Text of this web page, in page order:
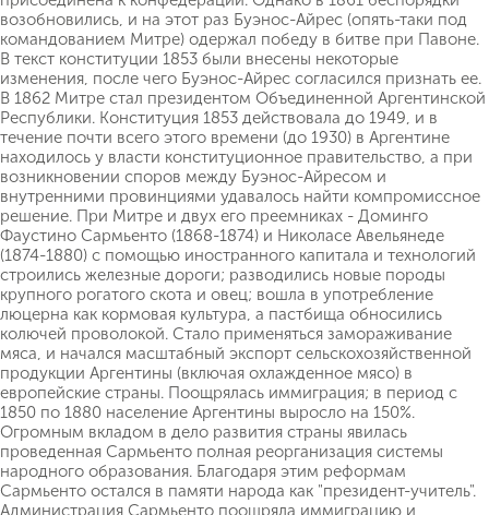
возобновились, и на этот раз Буэнос-Айрес (опять-таки под
командованием Митре) одержал победу в битве при Павоне.
В текст конституции 1853 были внесены некоторые
изменения, после чего Буэнос-Айрес согласился признать ее.
В 1862 Митре стал президентом Объединенной Аргентинской
Республики. Конституция 1853 действовала до 1949, и в
течение почти всего этого времени (до 1930) в Аргентине
находилось у власти конституционное правительство, а при
возникновении споров между Буэнос-Айресом и
внутренними провинциями удавалось найти компромиссное
решение. При Митре и двух его преемниках - Доминго
Фаустино Сармьенто (1868-1874) и Николасе Авельянеде
(1874-1880) с помощью иностранного капитала и технологий
строились железные дороги; разводились новые породы
крупного рогатого скота и овец; вошла в употребление
люцерна как кормовая культура, а пастбища обносились
колючей проволокой. Стало применяться замораживание
мяса, и начался масштабный экспорт сельскохозяйственной
продукции Аргентины (включая охлажденное мясо) в
европейские страны. Поощрялась иммиграция; в период с
1850 по 1880 население Аргентины выросло на 150%.
Огромным вкладом в дело развития страны явилась
проведенная Сармьенто полная реорганизация системы
народного образования. Благодаря этим реформам
Сармьенто остался в памяти народа как "президент-учитель".
Администрация Сармьенто поощряла иммиграцию и